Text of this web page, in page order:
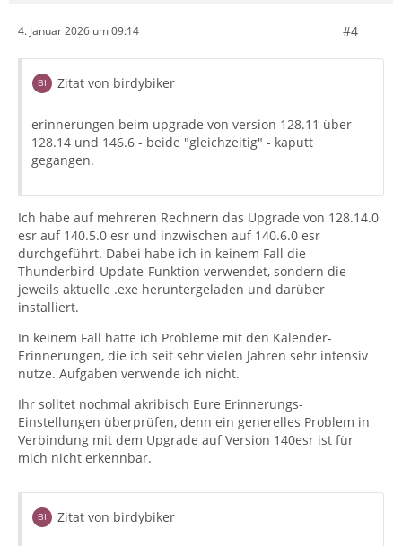
4. Januar 2026 um 09:14 #4
Zitat von birdybiker
erinnerungen beim upgrade von version 128.11 über
128.14 und 146.6 - beide "gleichzeitig" - kaputt
gegangen.
Ich habe auf mehreren Rechnern das Upgrade von 128.14.0
esr auf 140.5.0 esr und inzwischen auf 140.6.0 esr
durchgeführt. Dabei habe ich in keinem Fall die
Thunderbird-Update-Funktion verwendet, sondern die
jeweils aktuelle .exe heruntergeladen und darüber
installiert.
In keinem Fall hatte ich Probleme mit den Kalender-
Erinnerungen, die ich seit sehr vielen Jahren sehr intensiv
nutze. Aufgaben verwende ich nicht.
Ihr solltet nochmal akribisch Eure Erinnerungs-
Einstellungen überprüfen, denn ein generelles Problem in
Verbindung mit dem Upgrade auf Version 140esr ist für
mich nicht erkennbar.
Zitat von birdybiker